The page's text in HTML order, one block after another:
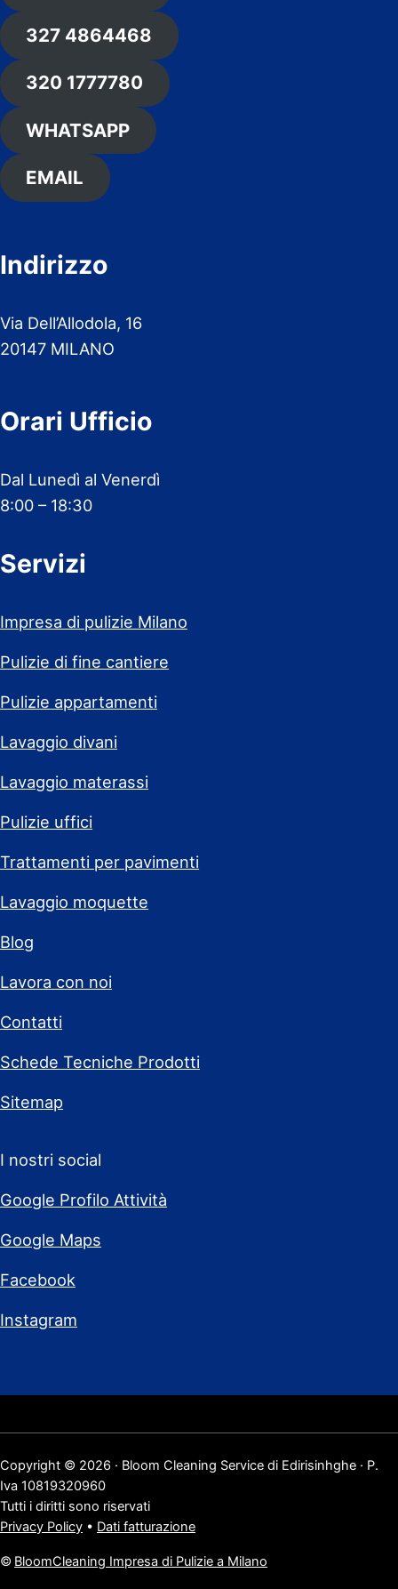
327 4864468
320 1777780
WHATSAPP
EMAIL
Indirizzo
Via Dell’Allodola, 16
20147 MILANO
Orari Ufficio
Dal Lunedì al Venerdì
8:00 – 18:30
Servizi
Impresa di pulizie Milano
Pulizie di fine cantiere
Pulizie appartamenti
Lavaggio divani
Lavaggio materassi
Pulizie uffici
Trattamenti per pavimenti
Lavaggio moquette
Blog
Lavora con noi
Contatti
Schede Tecniche Prodotti
Sitemap
I nostri social
Google Profilo Attività
Google Maps
Facebook
Instagram
Copyright © 2026 · Bloom Cleaning Service di Edirisinhghe · P.
Iva 10819320960
Tutti i diritti sono riservati
Privacy Policy • Dati fatturazione
© BloomCleaning Impresa di Pulizie a Milano